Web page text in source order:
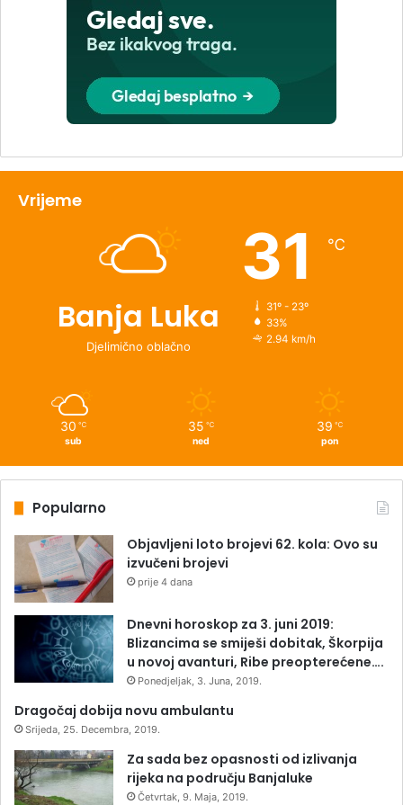
Vrijeme
Banja Luka
Djelimično oblačno
31 ℃
31º - 23º
33%
2.94 km/h
30 ℃
sub
35 ℃
ned
39 ℃
pon
Popularno
Objavljeni loto brojevi 62. kola: Ovo su
izvučeni brojevi
prije 4 dana
Dnevni horoskop za 3. juni 2019:
Blizancima se smiješi dobitak, Škorpija
u novoj avanturi, Ribe preopterećene….
Ponedjeljak, 3. Juna, 2019.
Dragočaj dobija novu ambulantu
Srijeda, 25. Decembra, 2019.
Za sada bez opasnosti od izlivanja
rijeka na području Banjaluke
Četvrtak, 9. Maja, 2019.